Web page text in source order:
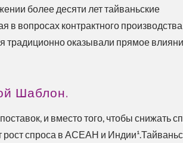
более десяти лет тайваньские
вопросах контрактного
традиционно оказывали прямое
Шаблон.
и вместо того, чтобы снижать
спроса в АСЕАН и